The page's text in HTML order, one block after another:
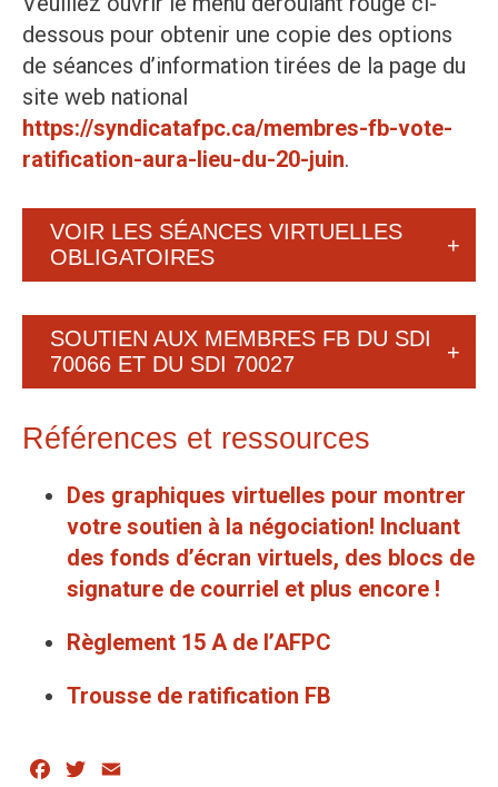
dessous pour obtenir une copie des options
de séances d’information tirées de la page du
site web national
https://syndicatafpc.ca/membres-fb-vote-
ratification-aura-lieu-du-20-juin.
VOIR LES SÉANCES VIRTUELLES
OBLIGATOIRES
SOUTIEN AUX MEMBRES FB DU SDI
70066 ET DU SDI 70027
Références et ressources
Des graphiques virtuelles pour montrer
votre soutien à la négociation! Incluant
des fonds d’écran virtuels, des blocs de
signature de courriel et plus encore !
Règlement 15 A de l’AFPC
Trousse de ratification FB
Facebook
Twitter